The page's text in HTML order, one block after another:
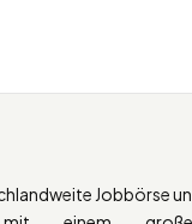
Jobbörse